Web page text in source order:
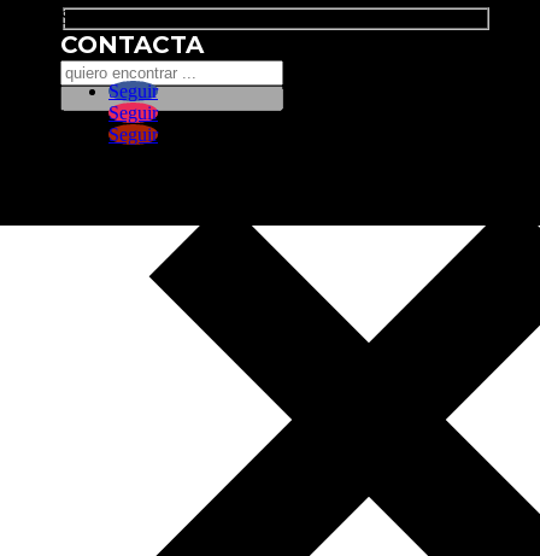
Search
CONTACTA
Seguir
Seguir
Seguir